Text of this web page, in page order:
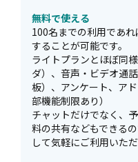
無料で使える
100名までの利用であ
することが可能です。
ライトプランとほぼ同
ダ）、音声・ビデオ通
板）、アンケート、ア
部機能制限あり）
チャットだけでなく、
料の共有などもできる
して気軽にご利用いただ